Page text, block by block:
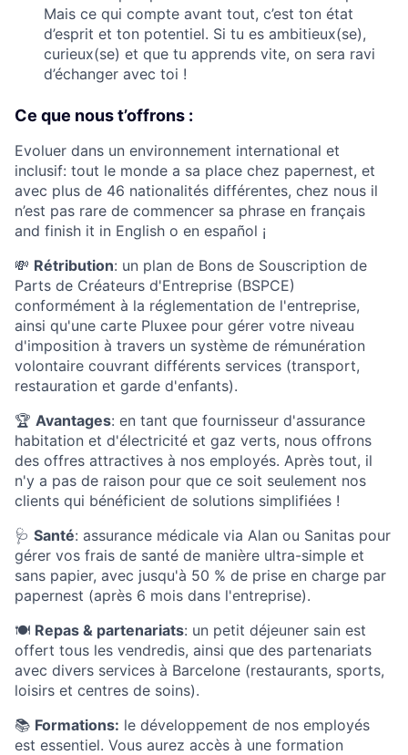
Mais ce qui compte avant tout, c’est ton état
d’esprit et ton potentiel. Si tu es ambitieux(se),
curieux(se) et que tu apprends vite, on sera ravi
d’échanger avec toi !
Ce que nous t’offrons :
Evoluer dans un environnement international et
inclusif: tout le monde a sa place chez papernest, et
avec plus de 46 nationalités différentes, chez nous il
n’est pas rare de commencer sa phrase en français
and finish it in English o en español ¡
💸 Rétribution: un plan de Bons de Souscription de
Parts de Créateurs d'Entreprise (BSPCE)
conformément à la réglementation de l'entreprise,
ainsi qu'une carte Pluxee pour gérer votre niveau
d'imposition à travers un système de rémunération
volontaire couvrant différents services (transport,
restauration et garde d'enfants).
🏆 Avantages: en tant que fournisseur d'assurance
habitation et d'électricité et gaz verts, nous offrons
des offres attractives à nos employés. Après tout, il
n'y a pas de raison pour que ce soit seulement nos
clients qui bénéficient de solutions simplifiées !
🩺 Santé: assurance médicale via Alan ou Sanitas pour
gérer vos frais de santé de manière ultra-simple et
sans papier, avec jusqu'à 50 % de prise en charge par
papernest (après 6 mois dans l'entreprise).
🍽️ Repas & partenariats: un petit déjeuner sain est
offert tous les vendredis, ainsi que des partenariats
avec divers services à Barcelone (restaurants, sports,
loisirs et centres de soins).
📚 Formations: le développement de nos employés
est essentiel. Vous aurez accès à une formation